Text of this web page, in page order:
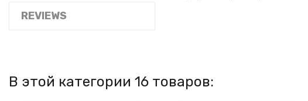
REVIEWS
В этой категории 16 товаров: